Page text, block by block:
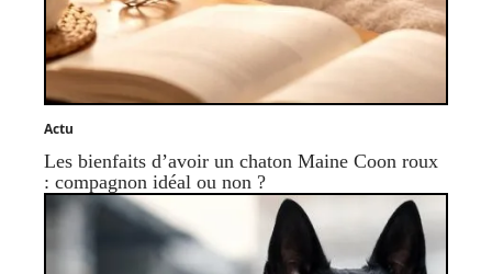
Actu
Les bienfaits d’avoir un chaton Maine Coon roux
: compagnon idéal ou non ?